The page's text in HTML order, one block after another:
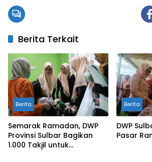
Berita Terkait
Berita
Semarak Ramadan, DWP
Provinsi Sulbar Bagikan
1.000 Takjil untuk
Berita
DWP
Pasar